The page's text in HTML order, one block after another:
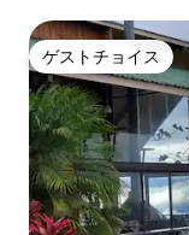
ゲストチョイス
ゲストチョイス